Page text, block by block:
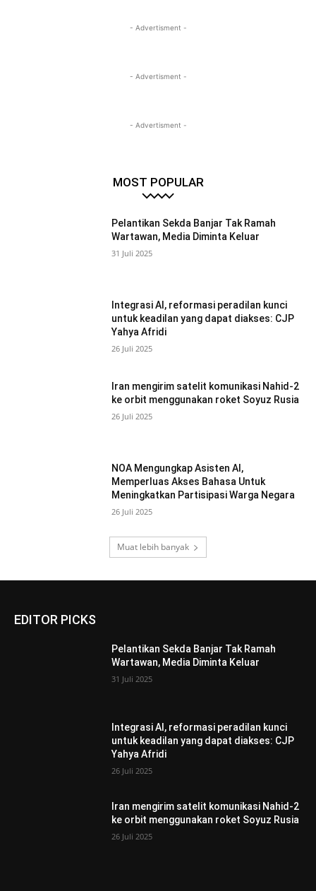
- Advertisment -
- Advertisment -
- Advertisment -
MOST POPULAR
Pelantikan Sekda Banjar Tak Ramah
Wartawan, Media Diminta Keluar
31 Juli 2025
Integrasi AI, reformasi peradilan kunci
untuk keadilan yang dapat diakses: CJP
Yahya Afridi
26 Juli 2025
Iran mengirim satelit komunikasi Nahid-2
ke orbit menggunakan roket Soyuz Rusia
26 Juli 2025
NOA Mengungkap Asisten AI,
Memperluas Akses Bahasa Untuk
Meningkatkan Partisipasi Warga Negara
26 Juli 2025
Muat lebih banyak
EDITOR PICKS
Pelantikan Sekda Banjar Tak Ramah
Wartawan, Media Diminta Keluar
31 Juli 2025
Integrasi AI, reformasi peradilan kunci
untuk keadilan yang dapat diakses: CJP
Yahya Afridi
26 Juli 2025
Iran mengirim satelit komunikasi Nahid-2
ke orbit menggunakan roket Soyuz Rusia
26 Juli 2025